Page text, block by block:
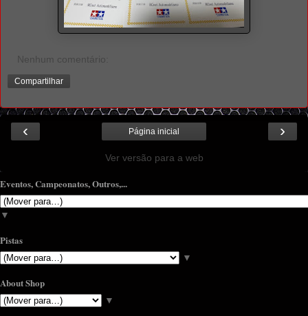
Nenhum comentário:
Compartilhar
‹ ›
Página inicial
Ver versão para a web
Eventos, Campeonatos, Outros,...
▼
Pistas
▼
About Shop
▼